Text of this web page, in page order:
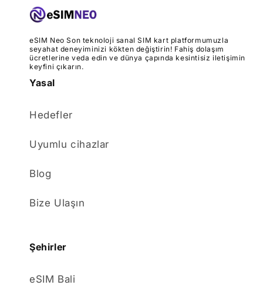
eSIM Neo Son teknoloji sanal SIM kart platformumuzla
seyahat deneyiminizi kökten değiştirin! Fahiş dolaşım
ücretlerine veda edin ve dünya çapında kesintisiz iletişimin
keyfini çıkarın.
Yasal
Hedefler
Uyumlu cihazlar
Blog
Bize Ulaşın
Şehirler
eSIM Bali